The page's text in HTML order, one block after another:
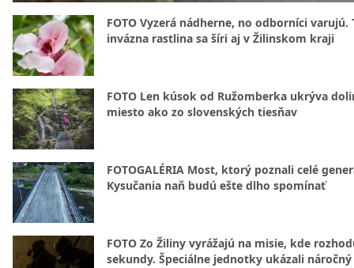
FOTO Vyzerá nádherne, no odborníci varujú.
invázna rastlina sa šíri aj v Žilinskom kraji
FOTO Len kúsok od Ružomberka ukrýva
miesto ako zo slovenských tiesňav
FOTOGALÉRIA Most, ktorý poznali celé
Kysučania naň budú ešte dlho spomínať
FOTO Zo Žiliny vyrážajú na misie, kde
sekundy. Špeciálne jednotky ukázali